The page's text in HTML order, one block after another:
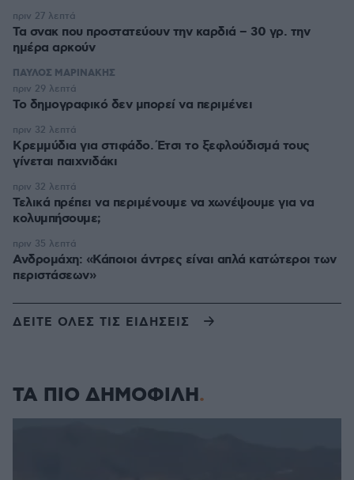
Τα σνακ που προστατεύουν την καρδιά – 30 γρ. την
ημέρα αρκούν
πριν 27 λεπτά
ΠΑΥΛΟΣ ΜΑΡΙΝΑΚΗΣ
Το δημογραφικό δεν μπορεί να περιμένει
πριν 29 λεπτά
Κρεμμύδια για στιφάδο. Έτσι το ξεφλούδισμά τους
γίνεται παιχνιδάκι
πριν 32 λεπτά
Τελικά πρέπει να περιμένουμε να χωνέψουμε για να
κολυμπήσουμε;
πριν 32 λεπτά
Ανδρομάχη: «Κάποιοι άντρες είναι απλά κατώτεροι των
περιστάσεων»
πριν 35 λεπτά
ΔΕΙΤΕ ΟΛΕΣ ΤΙΣ ΕΙΔΗΣΕΙΣ
ΤΑ ΠΙΟ ΔΗΜΟΦΙΛΗ